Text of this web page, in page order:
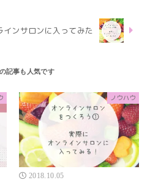
ンサロンに入ってみた
ノウハウ
2018.10.05